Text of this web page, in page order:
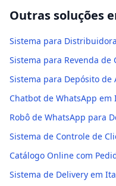
Outras soluções
Sistema para
Sistema para Revenda de
Sistema para Depósito
Chatbot de WhatsApp em
Robô de WhatsApp para
Sistema de Controle de
Catálogo Online com
Sistema de Delivery em